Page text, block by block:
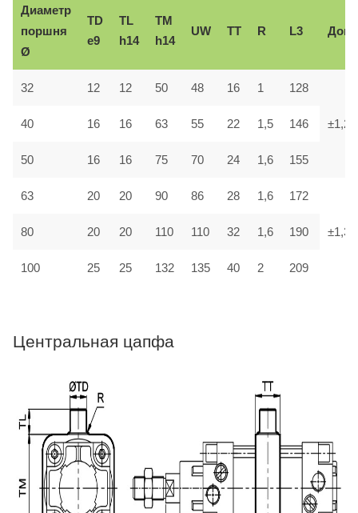
Диаметр
поршня
Ø
TD
e9
TL
h14
TM
h14
UW TT R L3 Доп.
32 12 12 50 48 16 1 128
±1,2
40 16 16 63 55 22 1,5 146
50 16 16 75 70 24 1,6 155
63 20 20 90 86 28 1,6 172
±1,3
80 20 20 110 110 32 1,6 190
100 25 25 132 135 40 2 209
Центральная цапфа